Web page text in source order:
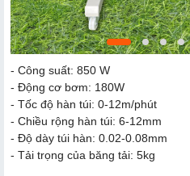
- Công suất: 850 W
- Động cơ bơm: 180W
- Tốc độ hàn túi: 0-12m/phút
- Chiều rộng hàn túi: 6-12mm
- Độ dày túi hàn: 0.02-0.08mm
- Tải trọng của băng tải: 5kg